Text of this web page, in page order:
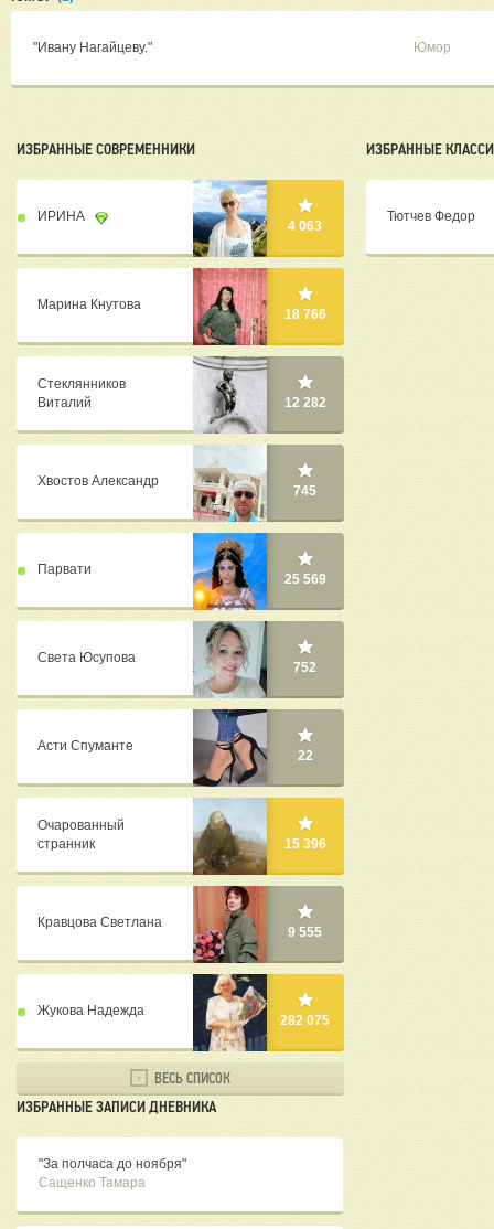
"Ивану Нагайцеву." Юмор
ИЗБРАННЫЕ СОВРЕМЕННИКИ
ИРИНА
4 063
Марина Кнутова
18 766
Стеклянников
Виталий
12 282
Хвостов Александр
745
Парвати
25 569
Света Юсупова
752
Асти Спуманте
22
Очарованный
странник
15 396
Кравцова Светлана
9 555
Жукова Надежда
282 075
ВЕСЬ СПИСОК
ИЗБРАННЫЕ
Тютчев Федор
ИЗБРАННЫЕ ЗАПИСИ ДНЕВНИКА
"За полчаса до ноября"
Сащенко Тамара